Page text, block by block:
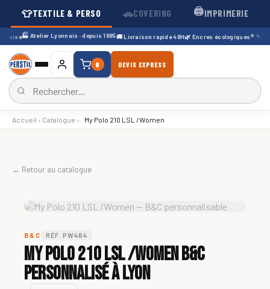
👕TEXTILE & PERSO 🚗COVERING 🖨️IMPRIMERIE
🏭 Atelier Lyonnais · depuis 1995🚚 Livraison rapide 48H🌿 Encres écologiques ⭐ 4,7/5
0 DEVIS EXPRESS
Accueil › Catalogue › My Polo 210 LSL /Women
← Retour au catalogue
B&C RÉF. PW464
My Polo 210 LSL /Women B&C
personnalisé à Lyon